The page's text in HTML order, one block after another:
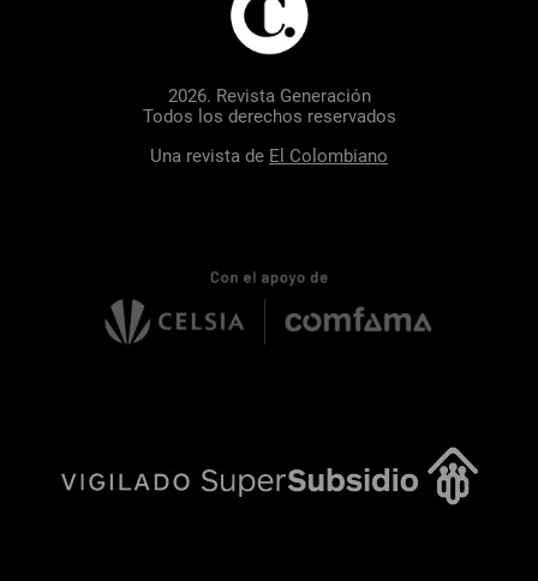
2026. Revista Generación
Todos los derechos reservados
Una revista de El Colombiano